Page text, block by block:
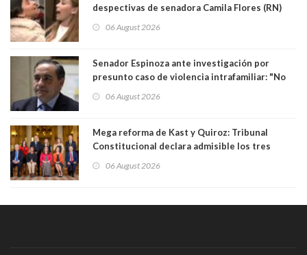
despectivas de senadora Camila Flores (RN)
06 August 2026
Senador Espinoza ante investigación por
presunto caso de violencia intrafamiliar: "No
antecedentes a Tribunal Supremo
06 August 2026
Mega reforma de Kast y Quiroz: Tribunal
Constitucional declara admisible los tres
06 August 2026